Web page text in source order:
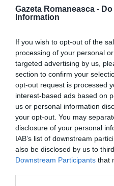
Gazeta Romaneasca -
Information
If you wish to opt-out of the
processing of your personal
targeted advertising by us,
section to confirm your
opt-out request is processed
interest-based ads based on
us or personal information
your opt-out. You may
disclosure of your personal
IAB’s list of downstream
also be disclosed by us to
Downstream Participants that
produse.
toate produsele eșuează
Pesticide în ulei de
De Cecco printre
Prin urmare, uleiul de
iese foarte bine la test.
rău din test pentru
„crescute semnificativ” și